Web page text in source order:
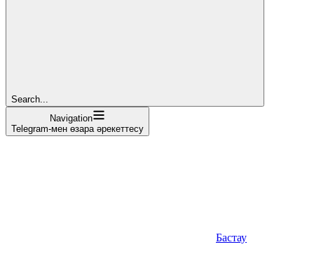
Search...
Navigation
Telegram-мен өзара әрекеттесу
Бастау